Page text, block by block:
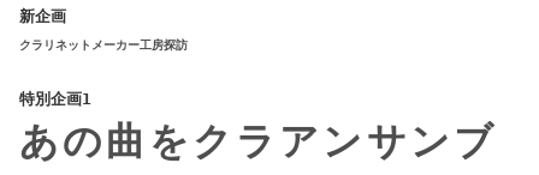
新企画
クラリネットメーカー工房探訪
特別企画1
あの曲をクラアンサンブ